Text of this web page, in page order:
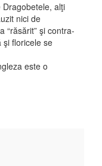
alţi
nici de
“răsărit” şi contra-
floricele se
este o